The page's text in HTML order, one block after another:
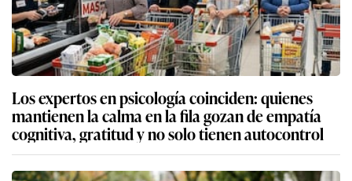
Los expertos en psicología coinciden: quienes
mantienen la calma en la fila gozan de empatía
cognitiva, gratitud y no solo tienen autocontrol